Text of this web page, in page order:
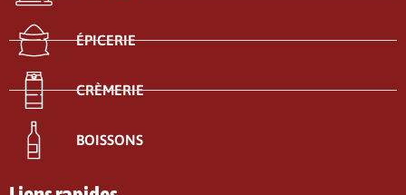
ÉPICERIE
CRÈMERIE
BOISSONS